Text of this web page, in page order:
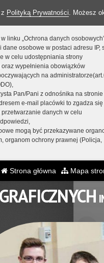
Polityką Prywatności. Możesz
linku „Ochrona danych
dane osobowe w postaci adresu IP,
w celu udostępniania strony
wypełnienia obowiązków
na
Pan/Pani z odnośnika na stronie
e-mail placówki to zgadza się
przetwarzanie danych w celu
mogą być przekazywane
organom ochrony prawnej (Policja,
Strona główna Mapa